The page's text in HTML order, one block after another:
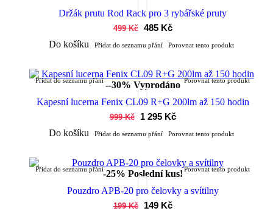
Držák prutu Rod Rack pro 3 rybářské pruty
499 Kč
485 Kč
Do košíku
Přidat do seznamu přání Porovnat tento produkt
--30% Vyprodáno
Přidat do seznamu přání Porovnat tento produkt
Kapesní lucerna Fenix CL09 R+G 200lm až 150 hodin
999 Kč
1 295 Kč
Do košíku
Přidat do seznamu přání Porovnat tento produkt
-25% Poslední kus!
Přidat do seznamu přání Porovnat tento produkt
Pouzdro APB-20 pro čelovky a svítilny
199 Kč
149 Kč